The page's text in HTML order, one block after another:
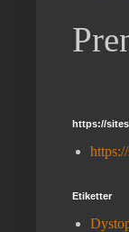
https://
Etiketter